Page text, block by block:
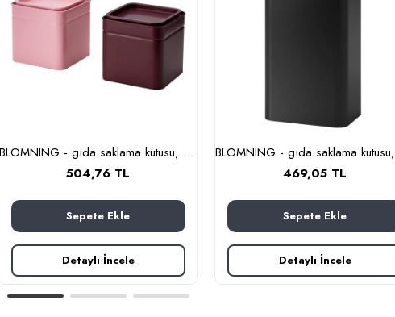
BLOMNING - gıda saklama kutusu, 10x10x10 cm (kahverengi kırmızı-pembe)
504,76 TL
Sepete Ekle
Detaylı İncele
469,05 TL
Sepete Ekle
Detaylı İncele